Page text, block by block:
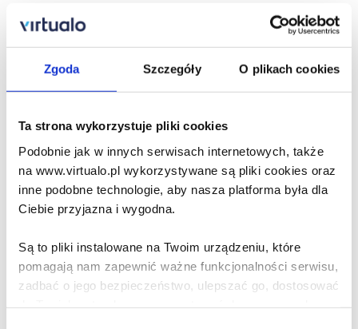
Zgoda Szczegóły O plikach cookies
Ta strona wykorzystuje pliki cookies
Podobnie jak w innych serwisach internetowych, także
na www.virtualo.pl wykorzystywane są pliki cookies oraz
inne podobne technologie, aby nasza platforma była dla
Ciebie przyjazna i wygodna.
Są to pliki instalowane na Twoim urządzeniu, które
pomagają nam zapewnić ważne funkcjonalności serwisu,
zadbać o jego bezpieczeństwo, ulepszać go, dostosować
22,90zł
Dodaj do koszyka
Opis audiobooka Szczegóły
Villads z Valby - audiobook
uwielbia makaron z sosem bolońskim, filmy rysunkowe i
zabawy z przyjaciółmi, zwłaszcza z córką sąsiadów Fridą i z
Magnusem z grupy starszaków. Warto wiedzieć, że Villads